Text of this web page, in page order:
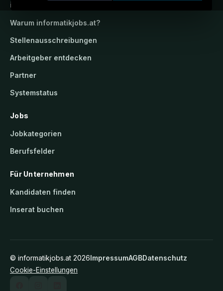
informatikjobs.at
Warum informatikjobs.at?
Stellenausschreibungen
Arbeitgeber entdecken
Partner
Systemstatus
Jobs
Jobkategorien
Berufsfelder
Für Unternehmen
Kandidaten finden
Inserat buchen
© informatikjobs.at 2026ImpressumAGBDatenschutz
Cookie-Einstellungen